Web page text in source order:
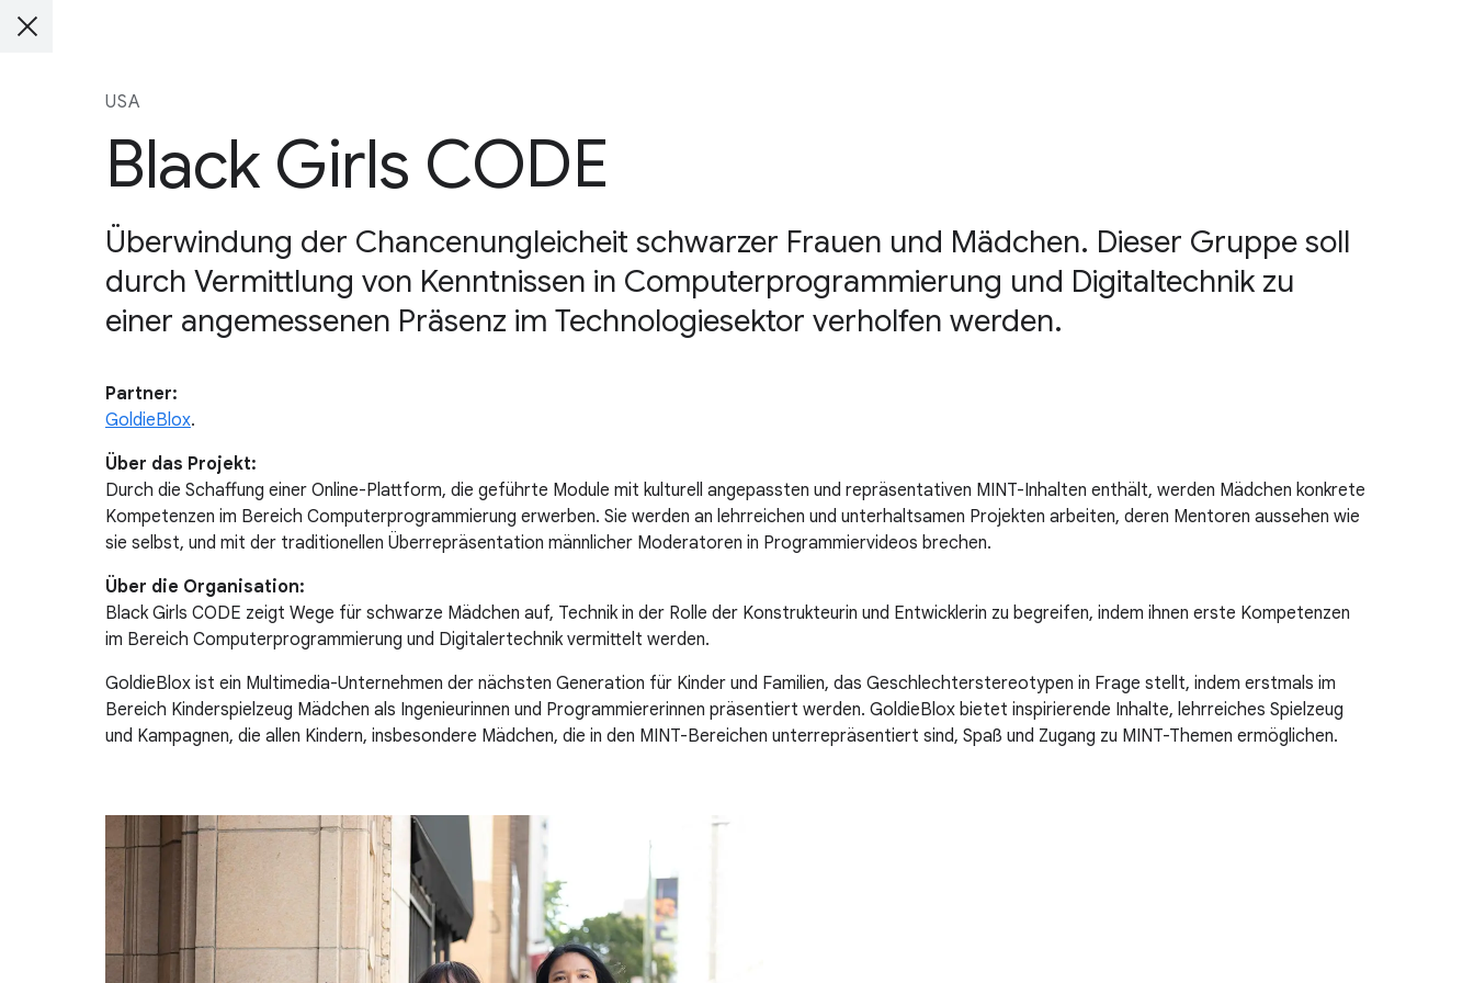
USA
Black Girls CODE
Überwindung der Chancenungleicheit schwarzer Frauen und Mädchen. Dieser Gruppe soll
durch Vermittlung von Kenntnissen in Computerprogrammierung und Digitaltechnik zu
einer angemessenen Präsenz im Technologiesektor verholfen werden.
Partner:
GoldieBlox.
Über das Projekt:
Durch die Schaffung einer Online-Plattform, die geführte Module mit kulturell angepassten und repräsentativen MINT-Inhalten enthält, werden Mädchen konkrete
Kompetenzen im Bereich Computerprogrammierung erwerben. Sie werden an lehrreichen und unterhaltsamen Projekten arbeiten, deren Mentoren aussehen wie
sie selbst, und mit der traditionellen Überrepräsentation männlicher Moderatoren in Programmiervideos brechen.
Über die Organisation:
Black Girls CODE zeigt Wege für schwarze Mädchen auf, Technik in der Rolle der Konstrukteurin und Entwicklerin zu begreifen, indem ihnen erste Kompetenzen
im Bereich Computerprogrammierung und Digitalertechnik vermittelt werden.
GoldieBlox ist ein Multimedia-Unternehmen der nächsten Generation für Kinder und Familien, das Geschlechterstereotypen in Frage stellt, indem erstmals im
Bereich Kinderspielzeug Mädchen als Ingenieurinnen und Programmiererinnen präsentiert werden. GoldieBlox bietet inspirierende Inhalte, lehrreiches Spielzeug
und Kampagnen, die allen Kindern, insbesondere Mädchen, die in den MINT-Bereichen unterrepräsentiert sind, Spaß und Zugang zu MINT-Themen ermöglichen.